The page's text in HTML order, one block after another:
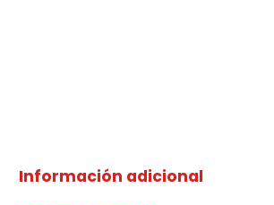
Información adicional